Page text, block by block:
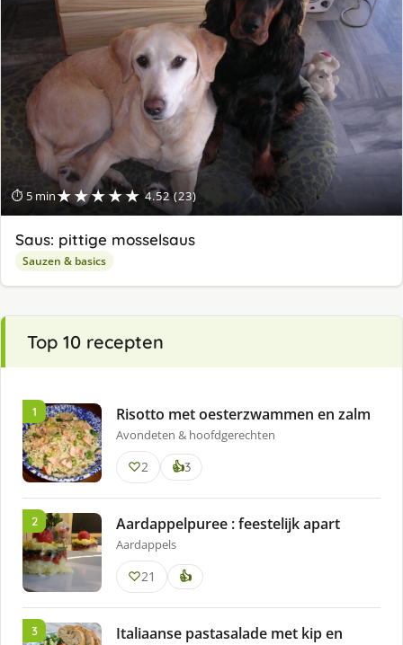
⏱ 5 min★★★★★ 4.52 (23)
Saus: pittige mosselsaus
Sauzen & basics
Top 10 recepten
Risotto met oesterzwammen en zalm
Avondeten & hoofdgerechten
2 👍3keer
lekker
gevonden
Aardappelpuree : feestelijk apart
Aardappels
21 👍
Italiaanse pastasalade met kip en